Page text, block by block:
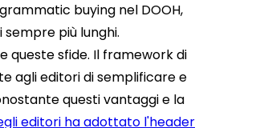
buying nel DOOH,
più lunghi.
queste sfide. Il framework di
agli editori di semplificare e
questi vantaggi e la
editori ha adottato l'header